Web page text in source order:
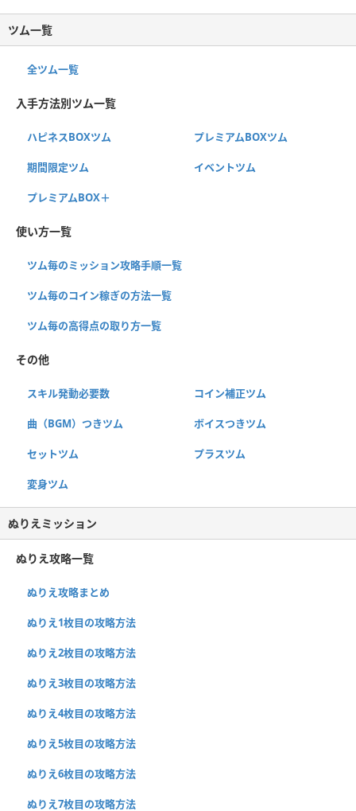
ツム一覧
全ツム一覧
入手方法別ツム一覧
ハピネスBOXツム プレミアムBOXツム
期間限定ツム イベントツム
プレミアムBOX＋
使い方一覧
ツム毎のミッション攻略手順一覧
ツム毎のコイン稼ぎの方法一覧
ツム毎の高得点の取り方一覧
その他
スキル発動必要数 コイン補正ツム
曲（BGM）つきツム ボイスつきツム
セットツム プラスツム
変身ツム
ぬりえミッション
ぬりえ攻略一覧
ぬりえ攻略まとめ
ぬりえ1枚目の攻略方法
ぬりえ2枚目の攻略方法
ぬりえ3枚目の攻略方法
ぬりえ4枚目の攻略方法
ぬりえ5枚目の攻略方法
ぬりえ6枚目の攻略方法
ぬりえ7枚目の攻略方法